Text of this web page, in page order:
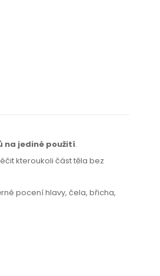
na jediné použití.
kteroukoli část těla bez
pocení hlavy, čela, břicha,